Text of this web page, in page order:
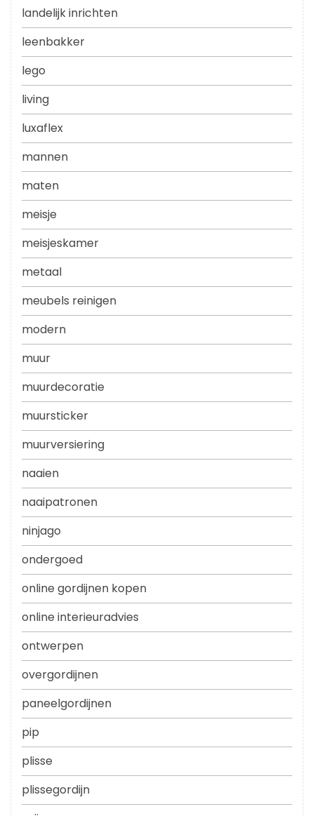
landelijk inrichten
leenbakker
lego
living
luxaflex
mannen
maten
meisje
meisjeskamer
metaal
meubels reinigen
modern
muur
muurdecoratie
muursticker
muurversiering
naaien
naaipatronen
ninjago
ondergoed
online gordijnen kopen
online interieuradvies
ontwerpen
overgordijnen
paneelgordijnen
pip
plisse
plissegordijn